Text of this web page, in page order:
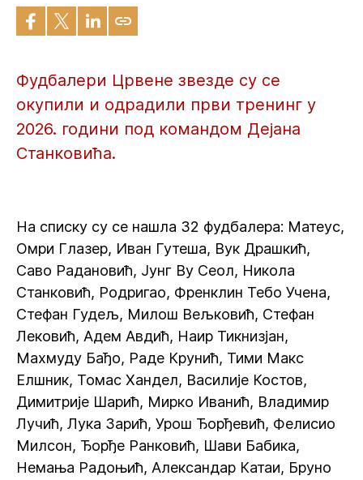
Фудбалери Црвене звезде су се
окупили и одрадили први тренинг у
2026. години под командом Дејана
Станковића.
На списку су се нашла 32 фудбалера: Матеус,
Омри Глазер, Иван Гутеша, Вук Драшкић,
Саво Радановић, Јунг Ву Сеол, Никола
Станковић, Родригао, Френклин Тебо Учена,
Стефан Гудељ, Милош Вељковић, Стефан
Лековић, Адем Авдић, Наир Тикнизјан,
Махмуду Бађо, Раде Крунић, Тими Макс
Елшник, Томас Хандел, Василије Костов,
Димитрије Шарић, Мирко Иванић, Владимир
Лучић, Лука Зарић, Урош Ђорђевић, Фелисио
Милсон, Ђорђе Ранковић, Шави Бабика,
Немања Радоњић, Александар Катаи, Бруно